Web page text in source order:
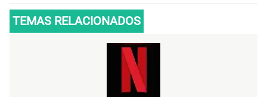
TEMAS RELACIONADOS